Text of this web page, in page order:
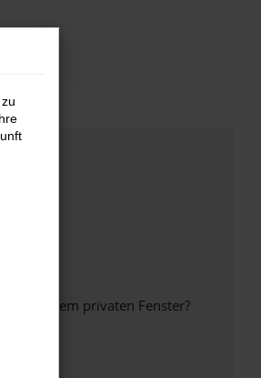
in einem privaten Fenster?